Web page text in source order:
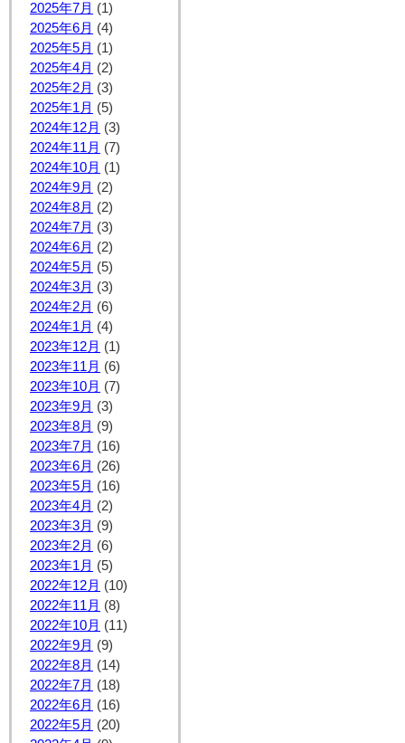
2025年7月 (1)
2025年6月 (4)
2025年5月 (1)
2025年4月 (2)
2025年2月 (3)
2025年1月 (5)
2024年12月 (3)
2024年11月 (7)
2024年10月 (1)
2024年9月 (2)
2024年8月 (2)
2024年7月 (3)
2024年6月 (2)
2024年5月 (5)
2024年3月 (3)
2024年2月 (6)
2024年1月 (4)
2023年12月 (1)
2023年11月 (6)
2023年10月 (7)
2023年9月 (3)
2023年8月 (9)
2023年7月 (16)
2023年6月 (26)
2023年5月 (16)
2023年4月 (2)
2023年3月 (9)
2023年2月 (6)
2023年1月 (5)
2022年12月 (10)
2022年11月 (8)
2022年10月 (11)
2022年9月 (9)
2022年8月 (14)
2022年7月 (18)
2022年6月 (16)
2022年5月 (20)